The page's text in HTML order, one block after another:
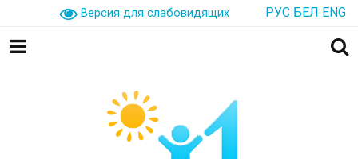
Версия для слабовидящих РУС БЕЛ ENG